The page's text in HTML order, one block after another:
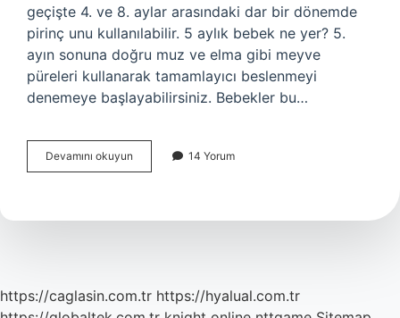
geçişte 4. ve 8. aylar arasındaki dar bir dönemde
pirinç unu kullanılabilir. 5 aylık bebek ne yer? 5.
ayın sonuna doğru muz ve elma gibi meyve
püreleri kullanarak tamamlayıcı beslenmeyi
denemeye başlayabilirsiniz. Bebekler bu…
Devamını okuyun
Aylık
Unu
14 Yorum
https://caglasin.com.tr https://hyalual.com.tr